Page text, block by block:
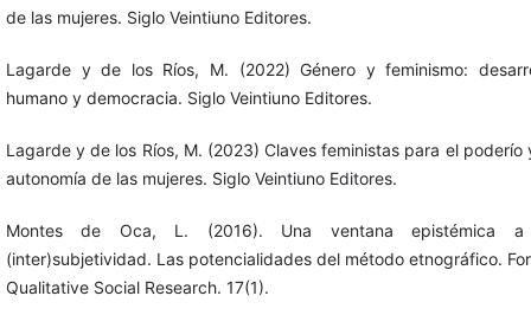
de las mujeres. Siglo Veintiuno Editores.
Lagarde y de los Ríos, M. (2022) Género y feminismo:
humano y democracia. Siglo Veintiuno Editores.
Lagarde y de los Ríos, M. (2023) Claves feministas para el poderío
autonomía de las mujeres. Siglo Veintiuno Editores.
Montes de Oca, L. (2016). Una ventana epistémica
(inter)subjetividad. Las potencialidades del método etnográfico.
Qualitative Social Research. 17(1).